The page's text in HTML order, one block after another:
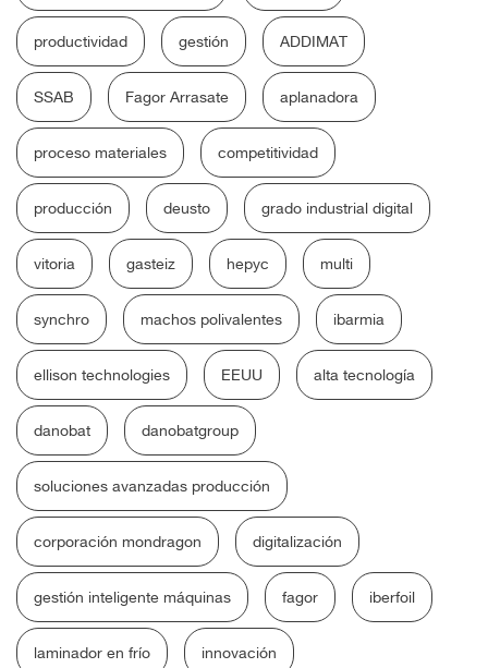
productividad gestión ADDIMAT
SSAB Fagor Arrasate aplanadora
proceso materiales competitividad
producción deusto grado industrial digital
vitoria gasteiz hepyc multi
synchro machos polivalentes ibarmia
ellison technologies EEUU alta tecnología
danobat danobatgroup
soluciones avanzadas producción
corporación mondragon digitalización
gestión inteligente máquinas fagor iberfoil
laminador en frío innovación